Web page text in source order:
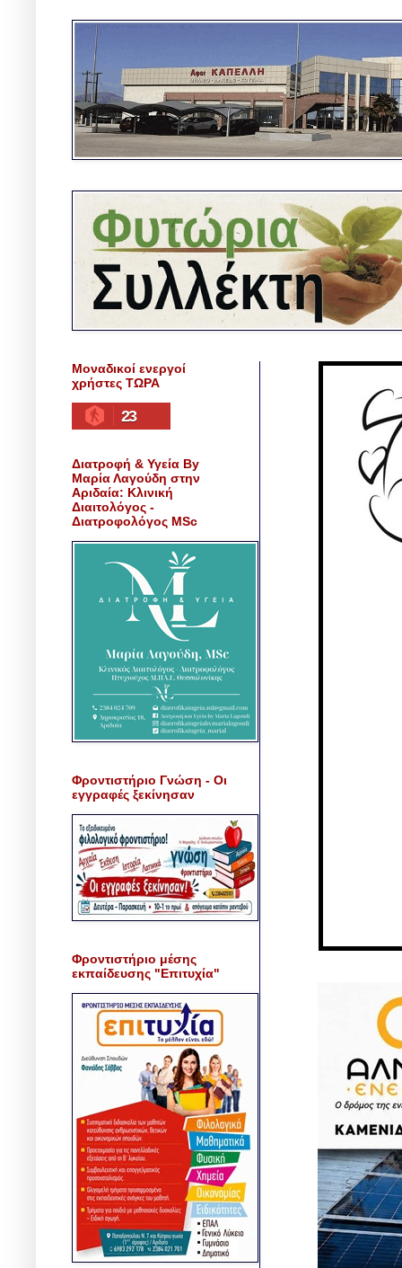
Μοναδικοί ενεργοί
χρήστες ΤΩΡΑ
23
Διατροφή & Υγεία By
Μαρία Λαγούδη στην
Αριδαία: Κλινική
Διαιτολόγος -
Διατροφολόγος MSc
Φροντιστήριο Γνώση - Οι
εγγραφές ξεκίνησαν
Φροντιστήριο μέσης
εκπαίδευσης "Επιτυχία"